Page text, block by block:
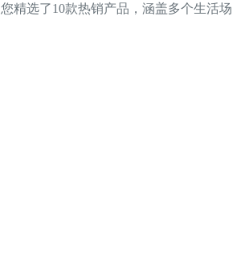
精选了10款热销产品，涵盖多个生活场